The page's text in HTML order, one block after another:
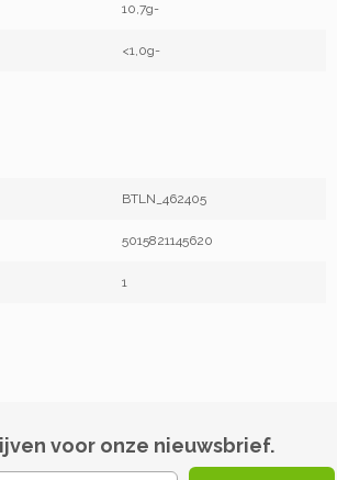
10,7g-
<1,0g-
BTLN_462405
5015821145620
1
voor onze nieuwsbrief.